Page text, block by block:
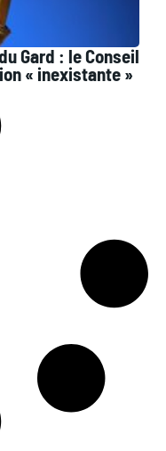
Gard : le Conseil
« inexistante »